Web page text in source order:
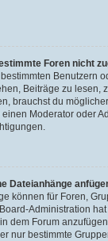
Foren nicht
Benutzern
Beiträge zu lesen,
brauchst du
Moderator oder
Dateianhänge
können für Foren,
Administration
dem Forum
nur bestimmte